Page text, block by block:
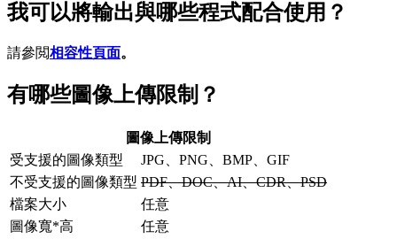
我可以將輸出與哪些程式配合使用？
請參閲相容性頁面。
有哪些圖像上傳限制？
圖像上傳限制
受支援的圖像類型
JPG、PNG、BMP、GIF
不受支援的圖像類型 PDF、DOC、AI、CDR、PSD
檔案大小
任意
圖像寬*高
任意